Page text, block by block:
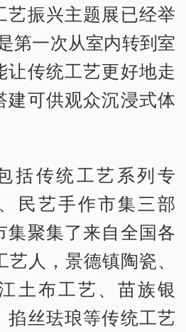
艺振兴主题展已经举
第一次从室内转到室
让传统工艺更好地走
建可供观众沉浸式体
括传统工艺系列专
民艺手作市集三部
集聚集了来自全国各
人，景德镇陶瓷、
土布工艺、苗族银
掐丝珐琅等传统工艺